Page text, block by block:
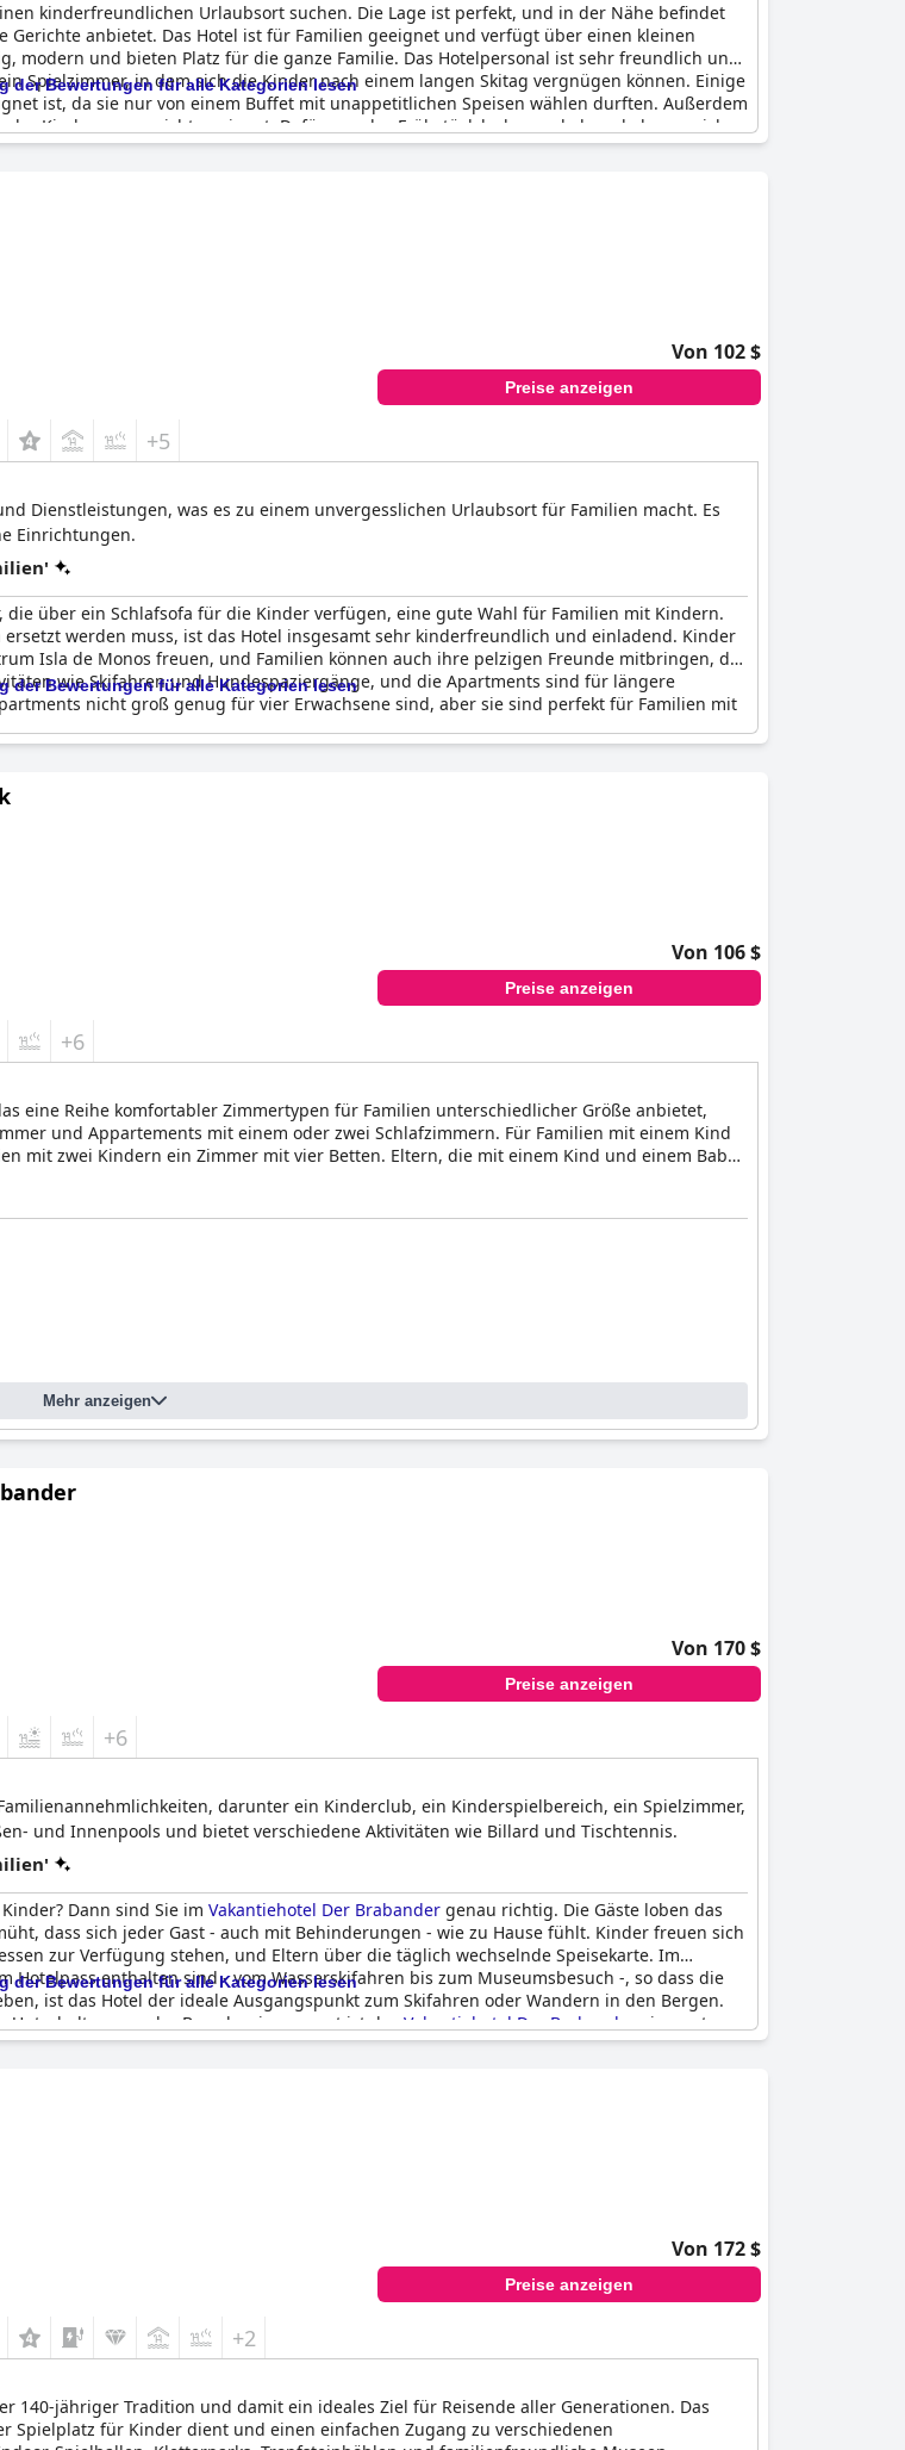
kinderfreundlichen Urlaubsort suchen. Die Lage ist perfekt, und in der Nähe befindet
anbietet. Das Hotel ist für Familien geeignet und verfügt über einen kleinen
modern und bieten Platz für die ganze Familie. Das Hotelpersonal ist sehr freundlich und
Spielzimmer, in dem sich die Kinder nach einem langen Skitag vergnügen können. Einige
ist, da sie nur von einem Buffet mit unappetitlichen Speisen wählen durften. Außerdem
Kinderwagen nicht geeignet. Dafür war das Frühstück lecker und abwechslungsreich
Restaurant. Insgesamt ist dasDorint Resort Winterbergein großartiger Ort für einen
Umgebung.
der Bewertungen für alle Kategorien lesen
Von 102 $
Preise anzeigen
+5
Dienstleistungen, was es zu einem unvergesslichen Urlaubsort für Familien macht. Es
Einrichtungen.
über ein Schlafsofa für die Kinder verfügen, eine gute Wahl für Familien mit Kindern.
werden muss, ist das Hotel insgesamt sehr kinderfreundlich und einladend. Kinder
Isla de Monos freuen, und Familien können auch ihre pelzigen Freunde mitbringen, da
wie Skifahren und Hundespaziergänge, und die Apartments sind für längere
nicht groß genug für vier Erwachsene sind, aber sie sind perfekt für Familien mit
der Bewertungen für alle Kategorien lesen
Von 106 $
Preise anzeigen
+6
eine Reihe komfortabler Zimmertypen für Familien unterschiedlicher Größe anbietet,
und Appartements mit einem oder zwei Schlafzimmern. Für Familien mit einem Kind
mit zwei Kindern ein Zimmer mit vier Betten. Eltern, die mit einem Kind und einem Baby
können im selben Zimmer wie die Eltern untergebracht werden, für
sowohl Innen- als auch Außenspielplätze, ein Spielzimmer, Kindergerichte, Bücher
Babysitting und Kinderbetreuung werden gegen eine Gebühr pro Stunde
zu genießen. Die Nähe des Hotels zum Fortfun-Themenpark macht es noch attraktiver
reichlich Unterhaltung für alle Altersgruppen bietet.
sollte und wo das Kind schlafen wird:
Mehr anzeigen
Von 170 $
Preise anzeigen
+6
darunter ein Kinderclub, ein Kinderspielbereich, ein Spielzimmer,
und Innenpools und bietet verschiedene Aktivitäten wie Billard und Tischtennis.
Dann sind Sie im Vakantiehotel Der Brabander genau richtig. Die Gäste loben das
dass sich jeder Gast - auch mit Behinderungen - wie zu Hause fühlt. Kinder freuen sich
zur Verfügung stehen, und Eltern über die täglich wechselnde Speisekarte. Im
enthalten sind - vom Wasserskifahren bis zum Museumsbesuch -, so dass die
ist das Hotel der ideale Ausgangspunkt zum Skifahren oder Wandern in den Bergen.
an der Bar, aber insgesamt ist das Vakantiehotel Der Brabander
eine gute
suchen.
der Bewertungen für alle Kategorien lesen
Von 172 $
Preise anzeigen
+2
140-jähriger Tradition und damit ein ideales Ziel für Reisende aller Generationen. Das
Spielplatz für Kinder dient und einen einfachen Zugang zu verschiedenen